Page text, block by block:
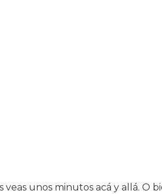
unos minutos acá y allá. O